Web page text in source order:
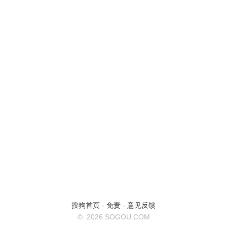
搜狗首页 - 免责 - 意见反馈
© 2026 SOGOU.COM